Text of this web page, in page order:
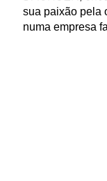
sua paixão pela
numa empresa